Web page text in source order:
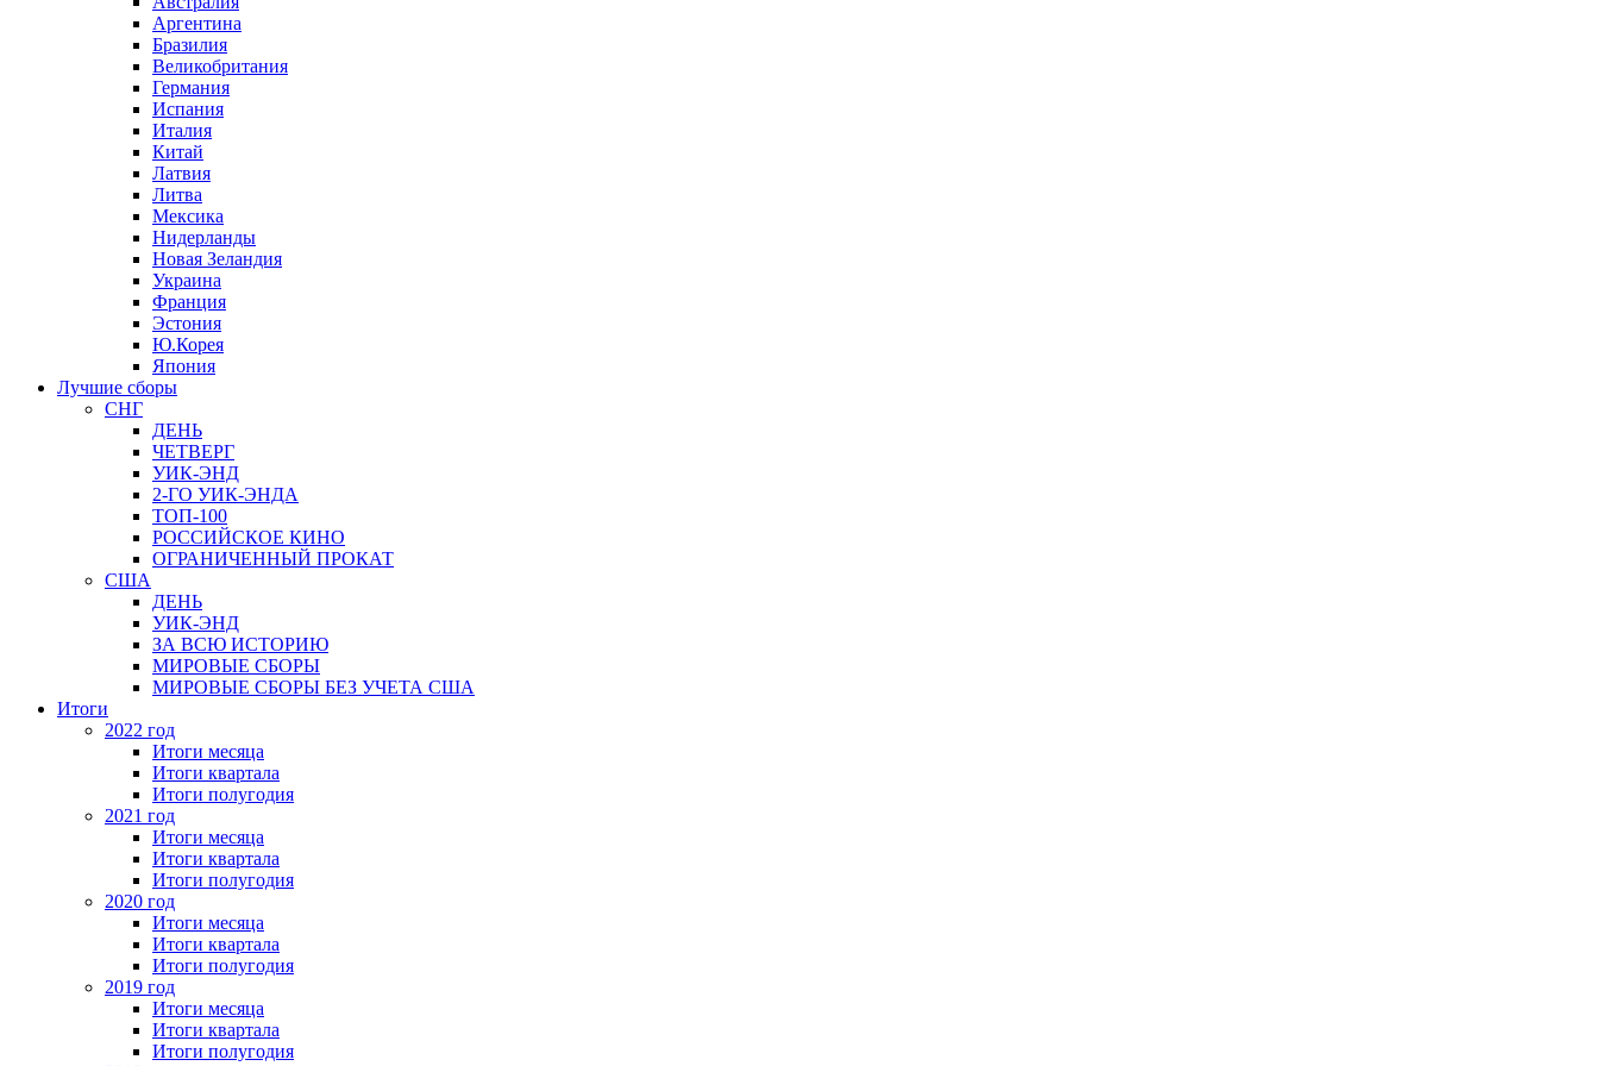
Аргентина
Бразилия
Великобритания
Германия
Испания
Италия
Китай
Латвия
Литва
Мексика
Нидерланды
Новая Зеландия
Украина
Франция
Эстония
Ю.Корея
Япония
Лучшие сборы
СНГ
ДЕНЬ
ЧЕТВЕРГ
УИК-ЭНД
2-ГО УИК-ЭНДА
ТОП-100
РОССИЙСКОЕ КИНО
ОГРАНИЧЕННЫЙ ПРОКАТ
США
ДЕНЬ
УИК-ЭНД
ЗА ВСЮ ИСТОРИЮ
МИРОВЫЕ СБОРЫ
МИРОВЫЕ СБОРЫ БЕЗ УЧЕТА США
Итоги
2022 год
Итоги месяца
Итоги квартала
Итоги полугодия
2021 год
Итоги месяца
Итоги квартала
Итоги полугодия
2020 год
Итоги месяца
Итоги квартала
Итоги полугодия
2019 год
Итоги месяца
Итоги квартала
Итоги полугодия